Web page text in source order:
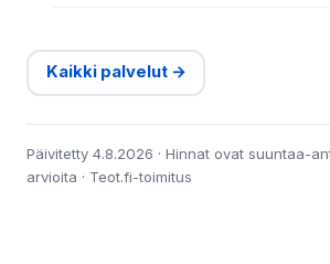
Kaikki palvelut →
Päivitetty 4.8.2026 · Hinnat ovat suuntaa-
arvioita · Teot.fi-toimitus